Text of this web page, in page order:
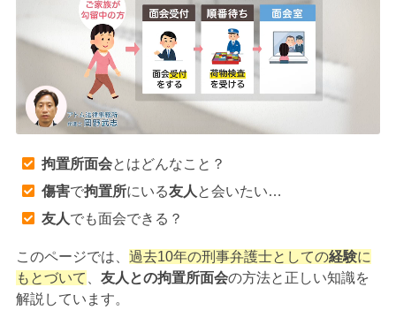
刑事事件の記事一覧
アトムについて 知りたい方
弁護士紹介
弁護士費用
アクセス
解決実績
拘置所面会とはどんなこと？
傷害で拘置所にいる友人 と会いたい…
友人でも面会できる？
このページでは、 過去10年の刑事弁護士としての経験に
もとづいて
友人との拘置所面会の方法と正しい知識を
解説しています。